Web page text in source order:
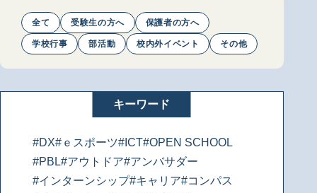
全て 受験生の方へ 保護者の方へ
学校行事 部活動 校内外イベント その他
キーワード
#DX#ｅスポーツ#ICT#OPEN SCHOOL
#PBL#アウトドア#アンバサダー
#インターンシップ#キャリア#コンパス